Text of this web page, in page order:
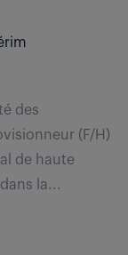
des
(F/H)
de haute
la...